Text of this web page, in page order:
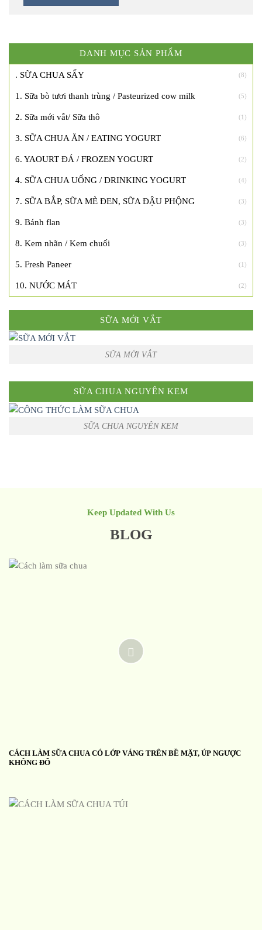
DANH MỤC SẢN PHẨM
. SỮA CHUA SẤY (8)
1. Sữa bò tươi thanh trùng / Pasteurized cow milk (5)
2. Sữa mới vắt/ Sữa thô (1)
3. SỮA CHUA ĂN / EATING YOGURT (6)
6. YAOURT ĐÁ / FROZEN YOGURT (2)
4. SỮA CHUA UỐNG / DRINKING YOGURT (4)
7. SỮA BẮP, SỮA MÈ ĐEN, SỮA ĐẬU PHỘNG (3)
9. Bánh flan (3)
8. Kem nhãn / Kem chuối (3)
5. Fresh Paneer (1)
10. NƯỚC MÁT (2)
SỮA MỚI VẮT
SỮA MỚI VẮT
SỮA CHUA NGUYÊN KEM
SỮA CHUA NGUYÊN KEM
Keep Updated With Us
BLOG
CÁCH LÀM SỮA CHUA CÓ LỚP VÁNG TRÊN BỀ MẶT, ÚP NGƯỢC
KHÔNG ĐỔ